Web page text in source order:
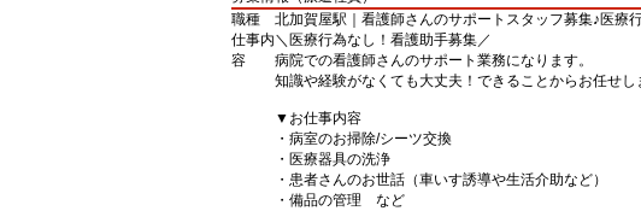
職種
北加賀屋駅｜看護師さんのサポートスタッフ募集♪医療
仕事内
容
＼医療行為なし！看護助手募集／
病院での看護師さんのサポート業務になります。
知識や経験がなくても大丈夫！できることからお任せし
▼お仕事内容
・病室のお掃除/シーツ交換
・医療器具の洗浄
・患者さんのお世話（車いす誘導や生活介助など）
・備品の管理 など